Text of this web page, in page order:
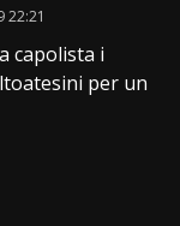
22:21
capolista i
per un